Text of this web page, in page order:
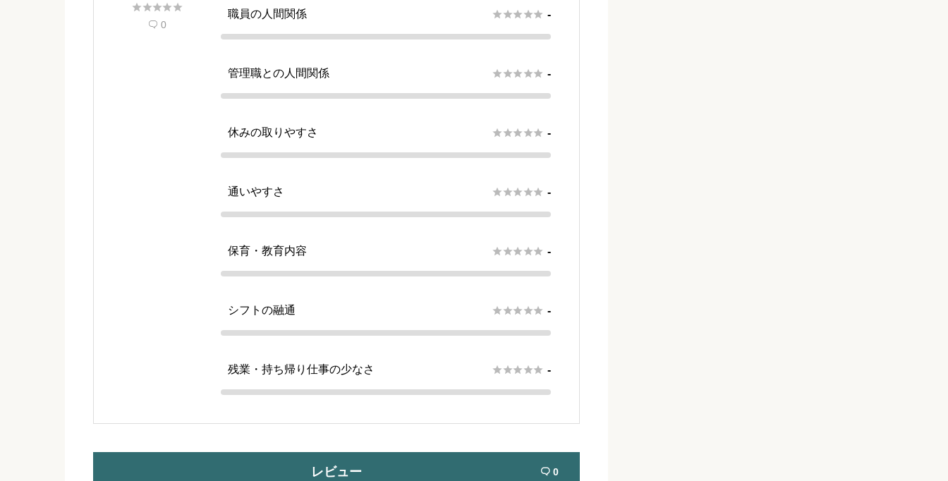

 0
職員の人間関係  -
管理職との人間関係  -
休みの取りやすさ  -
通いやすさ  -
保育・教育内容  -
シフトの融通  -
残業・持ち帰り仕事の少なさ  -
レビュー  0